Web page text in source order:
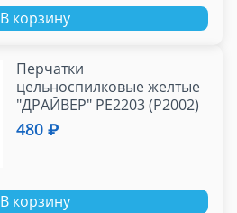
В корзину
Перчатки
цельноспилковые желтые
"ДРАЙВЕР" PE2203 (Р2002)
480 ₽
В корзину